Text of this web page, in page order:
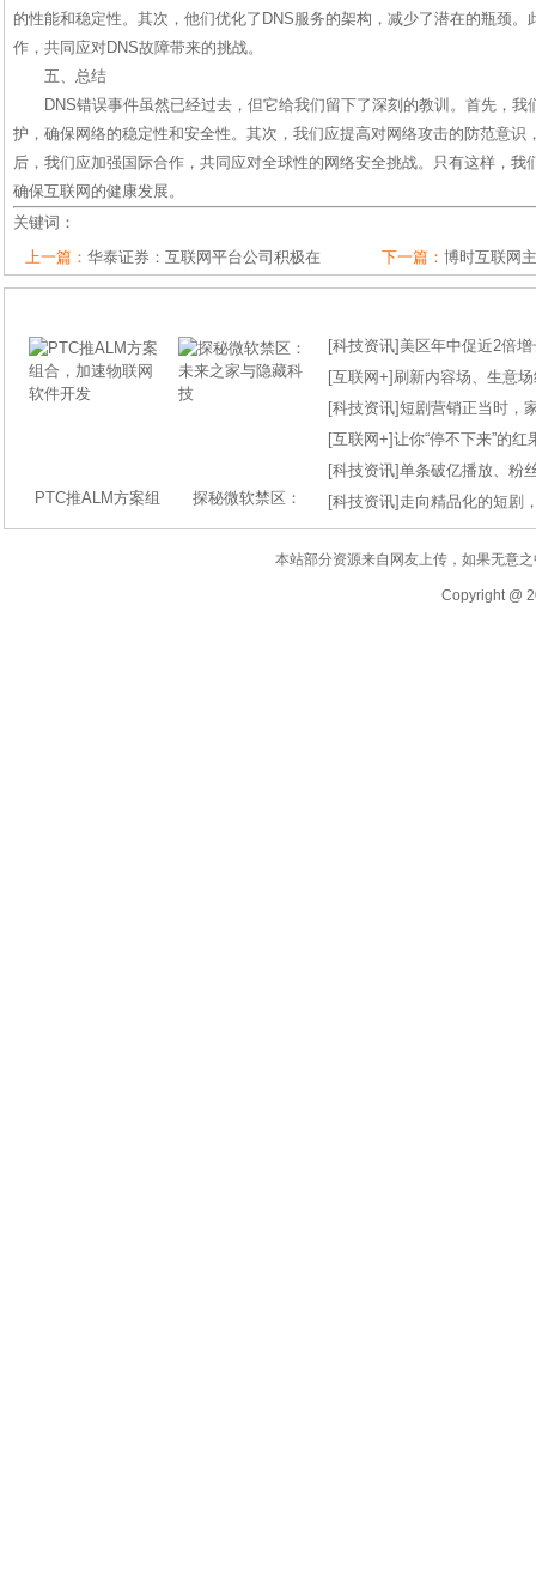
的性能和稳定性。其次，他们优化了DNS服务的架构，减少了潜在的瓶颈
作，共同应对DNS故障带来的挑战。
五、总结
DNS错误事件虽然已经过去，但它给我们留下了深刻的教训。首先，
护，确保网络的稳定性和安全性。其次，我们应提高对网络攻击的防范意识
后，我们应加强国际合作，共同应对全球性的网络安全挑战。只有这样，我
确保互联网的健康发展。
关键词：
上一篇： 华泰证券：互联网平台公司积极在 下一篇： 博时互联网
PTC推ALM方案组 探秘微软禁区：
[科技资讯] 美区年中促近2倍
[互联网+] 刷新内容场、生意
[科技资讯]短剧营销正当时，
[互联网+]让你“停不下来”的
[科技资讯]单条破亿播放、粉
[科技资讯] 走向精品化的短剧
本站部分资源来自网友上传，如果无意
Copyright @